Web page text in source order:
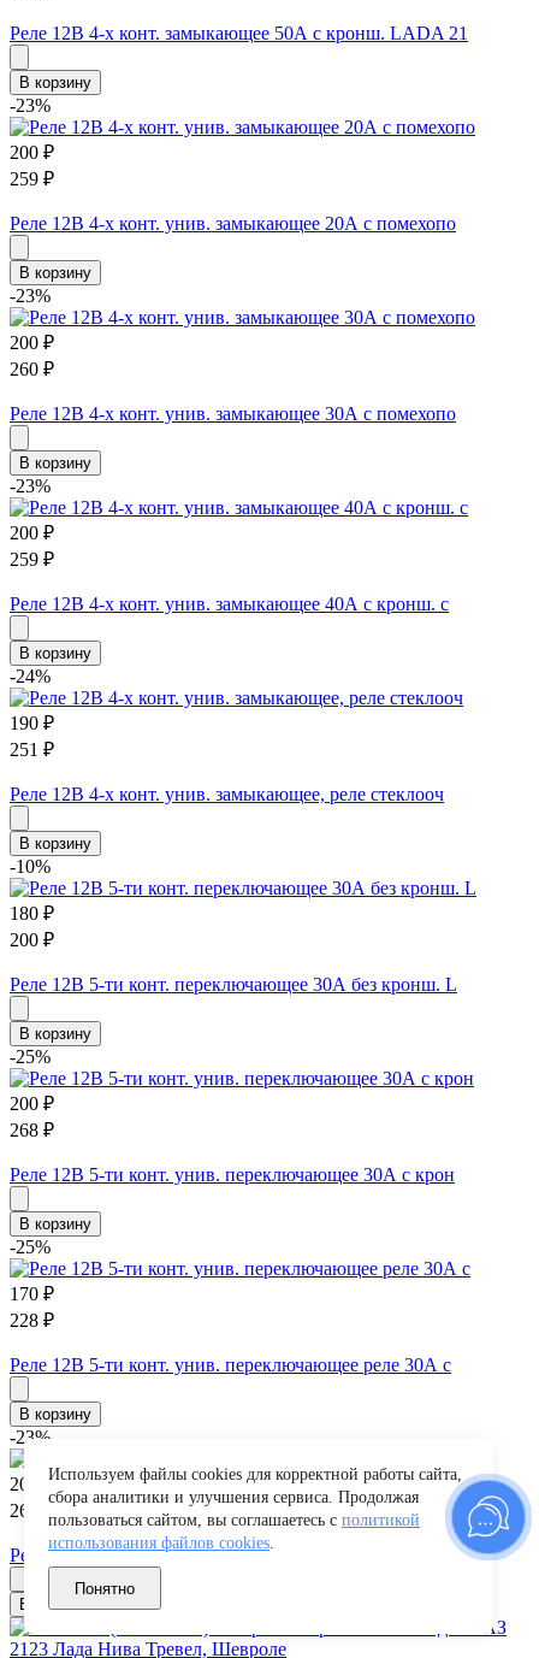
Реле 12В 4-х конт. замыкающее 50А с кронш. LADA 21
В корзину
-23%
200 ₽
259 ₽
Реле 12В 4-х конт. унив. замыкающее 20А с помехопо
В корзину
-23%
200 ₽
260 ₽
Реле 12В 4-х конт. унив. замыкающее 30А с помехопо
В корзину
-23%
200 ₽
259 ₽
Реле 12В 4-х конт. унив. замыкающее 40А с кронш. с
В корзину
-24%
190 ₽
251 ₽
Реле 12В 4-х конт. унив. замыкающее, реле стеклооч
В корзину
-10%
180 ₽
200 ₽
Реле 12В 5-ти конт. переключающее 30А без кронш. L
В корзину
-25%
200 ₽
268 ₽
Реле 12В 5-ти конт. унив. переключающее 30А с крон
В корзину
-25%
170 ₽
228 ₽
Реле 12В 5-ти конт. унив. переключающее реле 30А с
В корзину
-23%
200
₽
260
Реле 12В 5-ти конт. унив. переключающее реле элект
В корзину
Используем файлы cookies для корректной работы сайта,
сбора аналитики и улучшения сервиса. Продолжая
пользоваться сайтом, вы соглашаетесь с политикой
использования файлов cookies.
Понятно